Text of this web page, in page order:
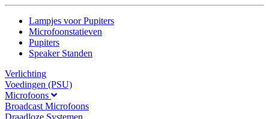
Lampjes voor Pupiters
Microfoonstatieven
Pupiters
Speaker Standen
Verlichting
Voedingen (PSU)
Microfoons
Broadcast Microfoons
Draadloze Systemen